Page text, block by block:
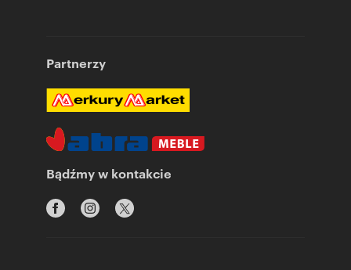
Partnerzy
Bądźmy w kontakcie